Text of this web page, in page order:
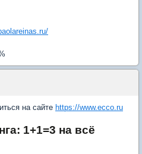
на сайте https://www.ecco.ru
1+1=3 на всё